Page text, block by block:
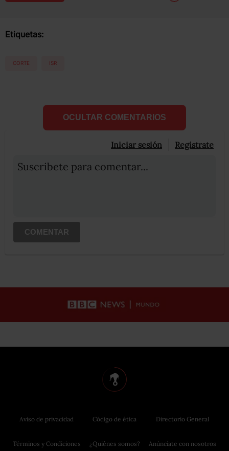
Etiquetas:
CORTE ISR
OCULTAR COMENTARIOS
Iniciar sesión Registrate
Suscribete para comentar...
COMENTAR
Aviso de privacidad
Términos y Condiciones
Código de ética
¿Quiénes somos?
Directorio General
Anúnciate con nosotros